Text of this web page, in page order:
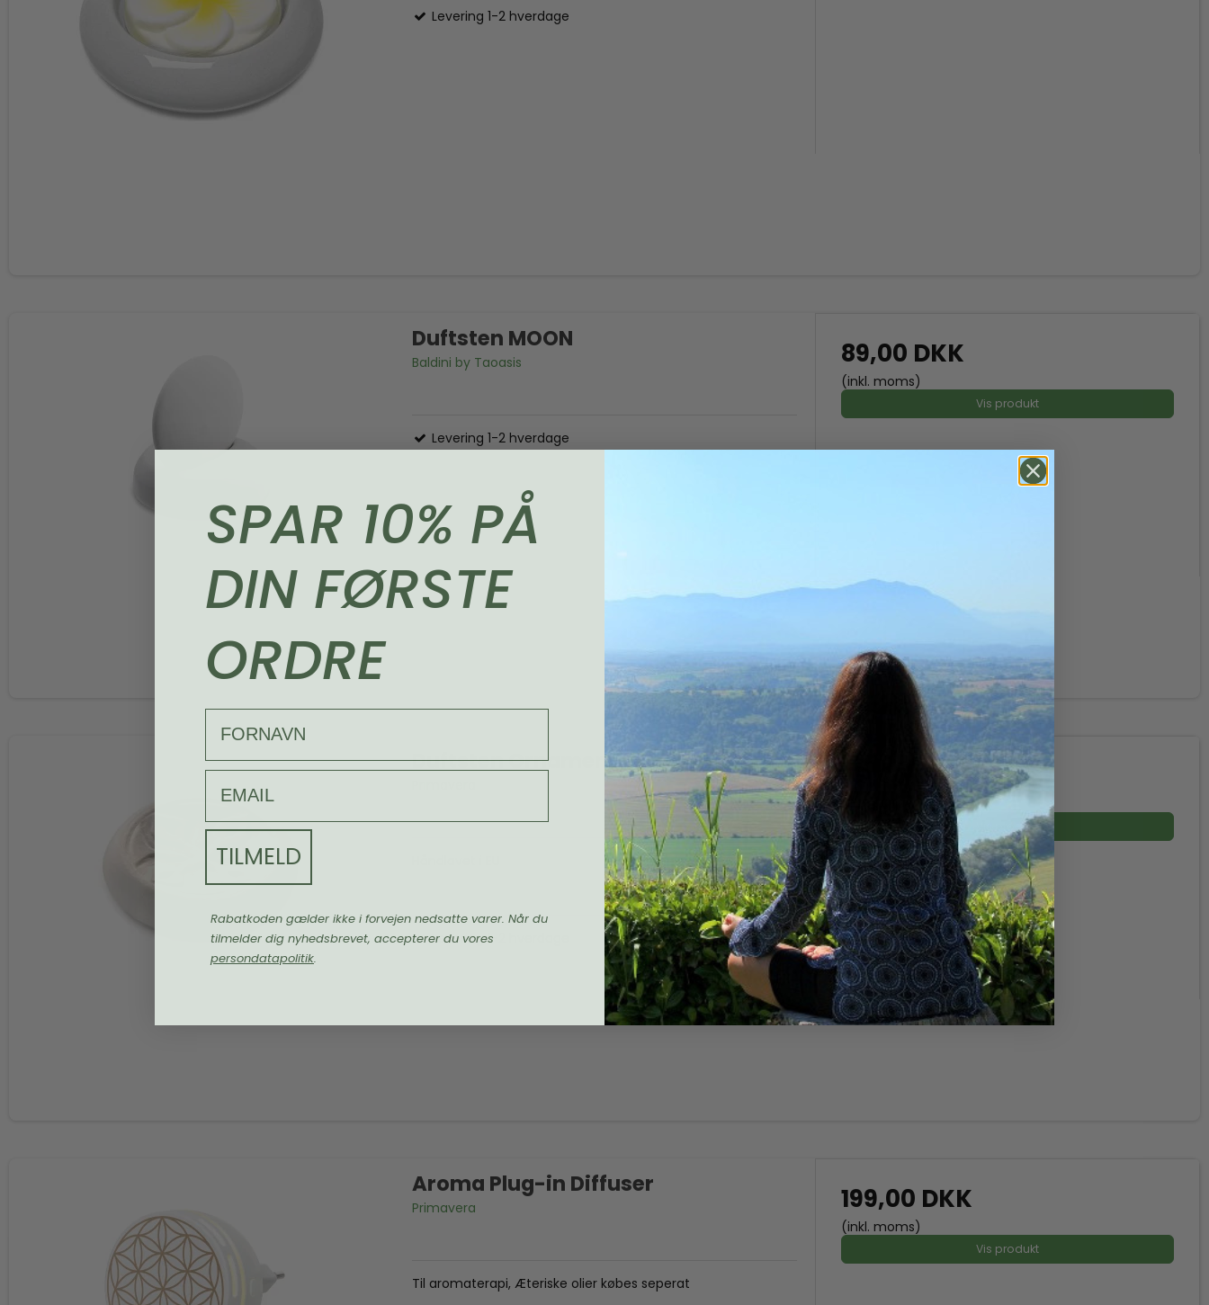
Levering 1-2 hverdage
Duftsten MOON
Baldini by Taoasis
Levering 1-2 hverdage
89,00 DKK
(inkl. moms)
Vis produkt
Duftsten Ornament til æteriske olier
Levering 1-2 hverdage
49,00 DKK
(inkl. moms)
Vis produkt
Aroma Plug-in Diffuser
Primavera
Til aromaterapi, Æteriske olier købes seperat
199,00 DKK
(inkl. moms)
Vis produkt
SPAR 10% PÅ
DIN FØRSTE
ORDRE
TILMELD
Rabatkoden gælder ikke i forvejen nedsatte varer. Når du
tilmelder dig nyhedsbrevet, accepterer du vores
persondatapolitik.